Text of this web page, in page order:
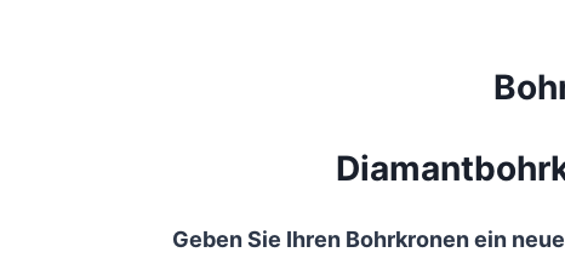
Geben Sie Ihren Bohrkronen ein